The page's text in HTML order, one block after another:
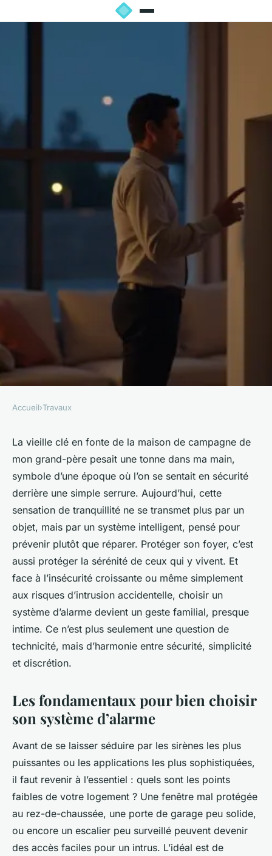
Choisir son système d'alarme
pour assurer une sécurité
optimale
Auberte•21/06/2026 08:53•12 min de lecture
Accueil›Travaux
La vieille clé en fonte de la maison de campagne de
mon grand-père pesait une tonne dans ma main,
symbole d’une époque où l’on se sentait en sécurité
derrière une simple serrure. Aujourd’hui, cette
sensation de tranquillité ne se transmet plus par un
objet, mais par un système intelligent, pensé pour
prévenir plutôt que réparer. Protéger son foyer, c’est
aussi protéger la sérénité de ceux qui y vivent. Et
face à l’insécurité croissante ou même simplement
aux risques d’intrusion accidentelle, choisir un
système d’alarme devient un geste familial, presque
intime. Ce n’est plus seulement une question de
technicité, mais d’harmonie entre sécurité, simplicité
et discrétion.
Les fondamentaux pour bien choisir
son système d’alarme
Avant de se laisser séduire par les sirènes les plus
puissantes ou les applications les plus sophistiquées,
il faut revenir à l’essentiel : quels sont les points
faibles de votre logement ? Une fenêtre mal protégée
au rez-de-chaussée, une porte de garage peu solide,
ou encore un escalier peu surveillé peuvent devenir
des accès faciles pour un intrus. L’idéal est de